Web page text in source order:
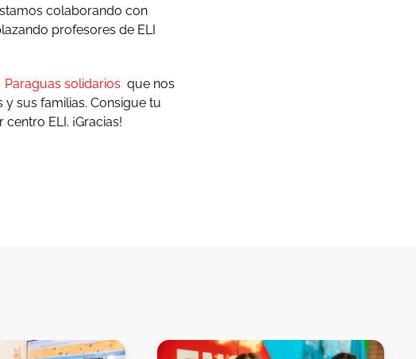
colaborando con
profesores de ELI
Paraguas solidarios que nos
y sus familias. Consigue tu
ELI. ¡Gracias!